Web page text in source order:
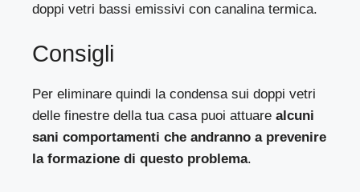
doppi vetri bassi emissivi con canalina termica.
Consigli
Per eliminare quindi la condensa sui doppi vetri
delle finestre della tua casa puoi attuarealcuni
sani comportamenti che andranno a prevenire
la formazione di questo problema.